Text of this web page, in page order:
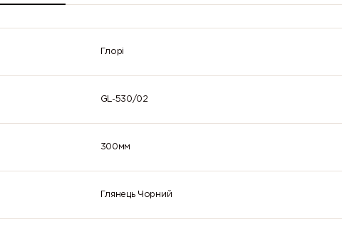
Глорі
GL-530/02
300мм
Глянець Чорний